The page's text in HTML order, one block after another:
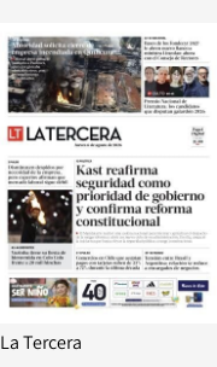
La Tercera